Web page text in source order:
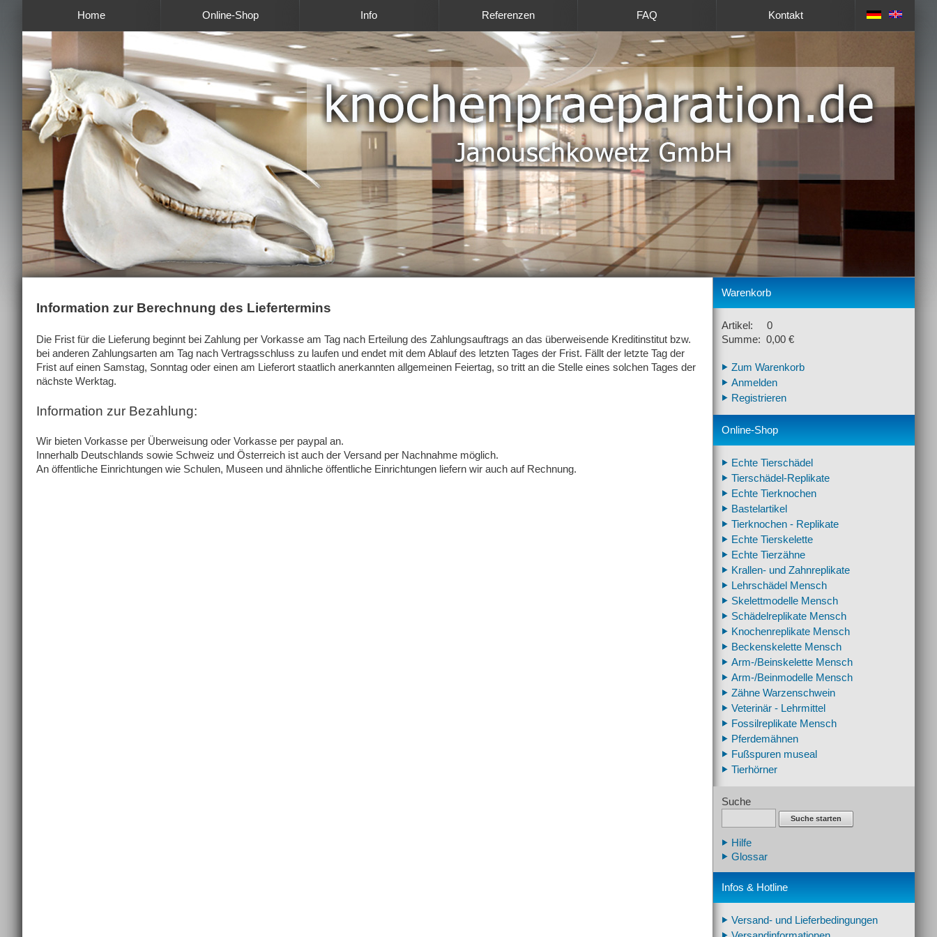
Home Online-Shop Info Referenzen FAQ Kontakt
Information zur Berechnung des Liefertermins
Die Frist für die Lieferung beginnt bei Zahlung per Vorkasse am Tag nach Erteilung des Zahlungsauftrags an das überweisende Kreditinstitut bzw.
bei anderen Zahlungsarten am Tag nach Vertragsschluss zu laufen und endet mit dem Ablauf des letzten Tages der Frist. Fällt der letzte Tag der
Frist auf einen Samstag, Sonntag oder einen am Lieferort staatlich anerkannten allgemeinen Feiertag, so tritt an die Stelle eines solchen Tages der
nächste Werktag.
Information zur Bezahlung:
Wir bieten Vorkasse per Überweisung oder Vorkasse per paypal an.
Innerhalb Deutschlands sowie Schweiz und Österreich ist auch der Versand per Nachnahme möglich.
An öffentliche Einrichtungen wie Schulen, Museen und ähnliche öffentliche Einrichtungen liefern wir auch auf Rechnung.
Warenkorb
Artikel: 0
Summe: 0,00 €
Zum Warenkorb
Anmelden
Registrieren
Online-Shop
Echte Tierschädel
Tierschädel-Replikate
Echte Tierknochen
Bastelartikel
Tierknochen - Replikate
Echte Tierskelette
Echte Tierzähne
Krallen- und Zahnreplikate
Lehrschädel Mensch
Skelettmodelle Mensch
Schädelreplikate Mensch
Knochenreplikate Mensch
Beckenskelette Mensch
Arm-/Beinskelette Mensch
Arm-/Beinmodelle Mensch
Zähne Warzenschwein
Veterinär - Lehrmittel
Fossilreplikate Mensch
Pferdemähnen
Fußspuren museal
Tierhörner
Suche
Suche starten
Hilfe
Glossar
Infos & Hotline
Versand- und Lieferbedingungen